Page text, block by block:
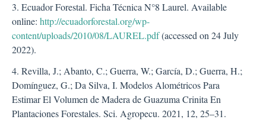
3. Ecuador Forestal. Ficha Técnica N°8 Laurel. Available
online: http://ecuadorforestal.org/wp-
content/uploads/2010/08/LAUREL.pdf(accessed on 24 July
2022).
4. Revilla, J.; Abanto, C.; Guerra, W.; García, D.; Guerra, H.;
Domínguez, G.; Da Silva, I. Modelos Alométricos Para
Estimar El Volumen de Madera de Guazuma Crinita En
Plantaciones Forestales. Sci. Agropecu. 2021, 12, 25–31.